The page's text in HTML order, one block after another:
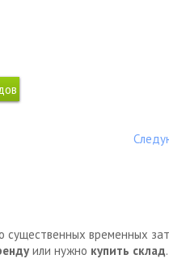
существенных временных
или нужно купить склад